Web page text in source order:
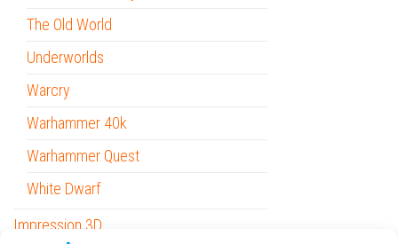
The Old World
Underworlds
Warcry
Warhammer 40k
Warhammer Quest
White Dwarf
Impression 3D